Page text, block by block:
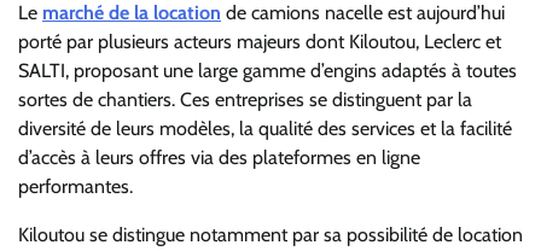
Le marché de la location de camions nacelle est aujourd’hui
porté par plusieurs acteurs majeurs dont Kiloutou, Leclerc et
SALTI, proposant une large gamme d’engins adaptés à toutes
sortes de chantiers. Ces entreprises se distinguent par la
diversité de leurs modèles, la qualité des services et la facilité
d’accès à leurs offres via des plateformes en ligne
performantes.
Kiloutou se distingue notamment par sa possibilité de location